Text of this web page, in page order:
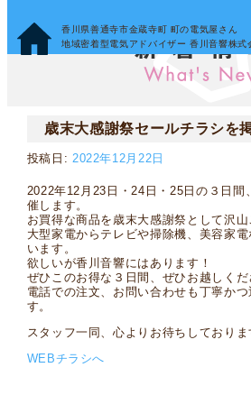
香川県善通寺市金蔵寺町 町の電気屋さん
地域密着型電気アドバイザー 香川音響株式
歳末大感謝祭セールチラシを
投稿日: 2022年12月22日
2022年12月23日・24日・25日の３日間
催します。
お買得な商品を歳末大感謝祭として沢山
大型家電からテレビや掃除機、美容家
います。
欲しいが香川音響にはあります！
ぜひこのお得な３日間、ぜひお越しくだ
電話での注文、お問い合わせも丁寧か
す。
スタッフ一同、心よりお待ちしておりま
WEBチラシへ